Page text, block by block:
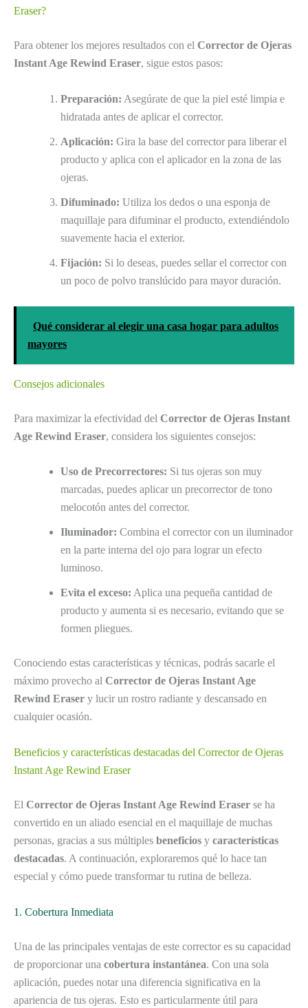
Eraser?
Para obtener los mejores resultados con el Corrector de Ojeras
Instant Age Rewind Eraser, sigue estos pasos:
Preparación: Asegúrate de que la piel esté limpia e
hidratada antes de aplicar el corrector.
Aplicación: Gira la base del corrector para liberar el
producto y aplica con el aplicador en la zona de las
ojeras.
Difuminado: Utiliza los dedos o una esponja de
maquillaje para difuminar el producto, extendiéndolo
suavemente hacia el exterior.
Fijación: Si lo deseas, puedes sellar el corrector con
un poco de polvo translúcido para mayor duración.
Qué considerar al elegir una casa hogar para adultos
mayores
Consejos adicionales
Para maximizar la efectividad del Corrector de Ojeras Instant
Age Rewind Eraser, considera los siguientes consejos:
Uso de Precorrectores: Si tus ojeras son muy
marcadas, puedes aplicar un precorrector de tono
melocotón antes del corrector.
Iluminador: Combina el corrector con un iluminador
en la parte interna del ojo para lograr un efecto
luminoso.
Evita el exceso: Aplica una pequeña cantidad de
producto y aumenta si es necesario, evitando que se
formen pliegues.
Conociendo estas características y técnicas, podrás sacarle el
máximo provecho al Corrector de Ojeras Instant Age
Rewind Eraser y lucir un rostro radiante y descansado en
cualquier ocasión.
Beneficios y características destacadas del Corrector de Ojeras
Instant Age Rewind Eraser
El Corrector de Ojeras Instant Age Rewind Eraser se ha
convertido en un aliado esencial en el maquillaje de muchas
personas, gracias a sus múltiples beneficios y características
destacadas. A continuación, exploraremos qué lo hace tan
especial y cómo puede transformar tu rutina de belleza.
1. Cobertura Inmediata
Una de las principales ventajas de este corrector es su capacidad
de proporcionar una cobertura instantánea. Con una sola
aplicación, puedes notar una diferencia significativa en la
apariencia de tus ojeras. Esto es particularmente útil para